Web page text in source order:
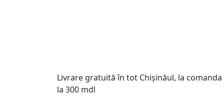
Livrare gratuită în tot Chișinăul, la comanda
la 300 mdl